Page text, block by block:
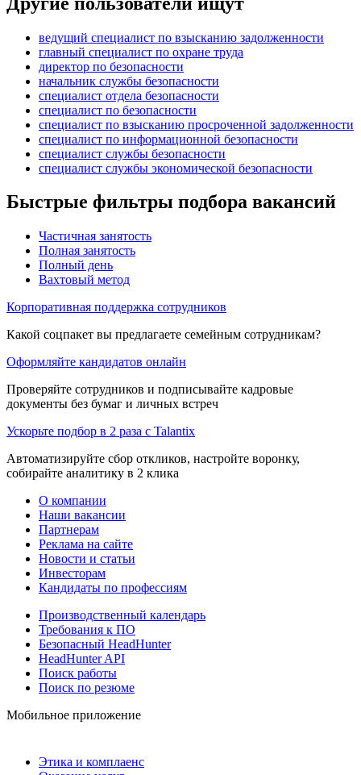
ведущий специалист по взысканию задолженности
главный специалист по охране труда
директор по безопасности
начальник службы безопасности
специалист отдела безопасности
специалист по безопасности
специалист по взысканию просроченной задолженности
специалист по информационной безопасности
специалист службы безопасности
специалист службы экономической безопасности
Быстрые фильтры подбора вакансий
Частичная занятость
Полная занятость
Полный день
Вахтовый метод
Корпоративная поддержка сотрудников
Какой соцпакет вы предлагаете семейным сотрудникам?
Оформляйте кандидатов онлайн
Проверяйте сотрудников и подписывайте кадровые
документы без бумаг и личных встреч
Ускорьте подбор в 2 раза с Talantix
Автоматизируйте сбор откликов, настройте воронку,
собирайте аналитику в 2 клика
О компании
Наши вакансии
Партнерам
Реклама на сайте
Новости и статьи
Инвесторам
Кандидаты по профессиям
Производственный календарь
Требования к ПО
Безопасный HeadHunter
HeadHunter API
Поиск работы
Поиск по резюме
Мобильное приложение
Этика и комплаенс